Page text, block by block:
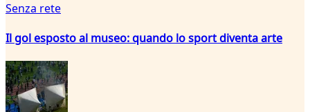
Senza rete
Il gol esposto al museo: quando lo sport diventa arte